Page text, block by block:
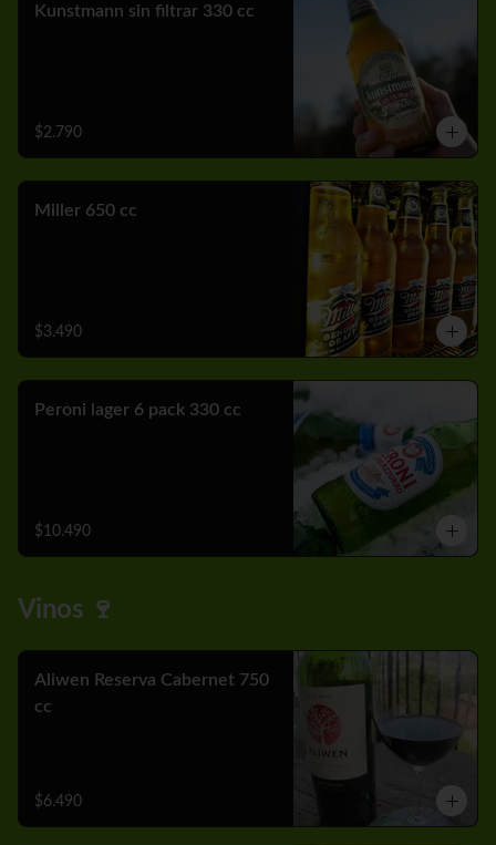
Kunstmann sin filtrar 330 cc
$2.790
Miller 650 cc
$3.490
Peroni lager 6 pack 330 cc
$10.490
Vinos 🍷
Aliwen Reserva Cabernet 750
cc
$6.490